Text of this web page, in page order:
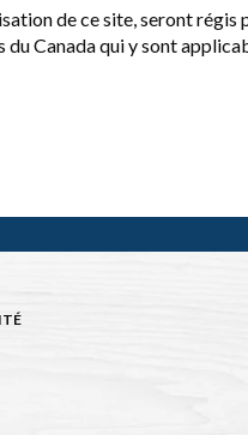
de ce site, seront régis
du Canada qui y sont